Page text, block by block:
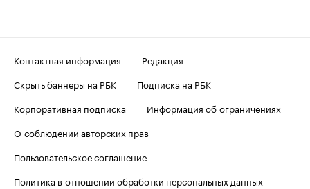
Контактная информация
Редакция
Скрыть баннеры на РБК
Подписка на РБК
Корпоративная подписка
Информация об ограничениях
О соблюдении авторских прав
Пользовательское соглашение
Политика в отношении обработки персональных данных